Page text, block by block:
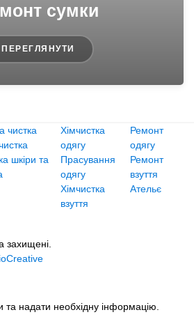
сумки
ПЕРЕГЛЯНУТИ
чистка
шкіри та
Хімчистка
одягу
Прасування
одягу
Хімчистка
взуття
Ремонт
одягу
Ремонт
взуття
Ательє
захищені.
надати необхідну інформацію.